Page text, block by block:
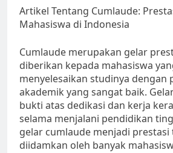
Artikel Tentang Cumlaude:
Mahasiswa di Indonesia
Cumlaude merupakan gelar
diberikan kepada mahasiswa
menyelesaikan studinya dengan
akademik yang sangat baik.
bukti atas dedikasi dan kerja
selama menjalani pendidikan
gelar cumlaude menjadi prestasi
diidamkan oleh banyak